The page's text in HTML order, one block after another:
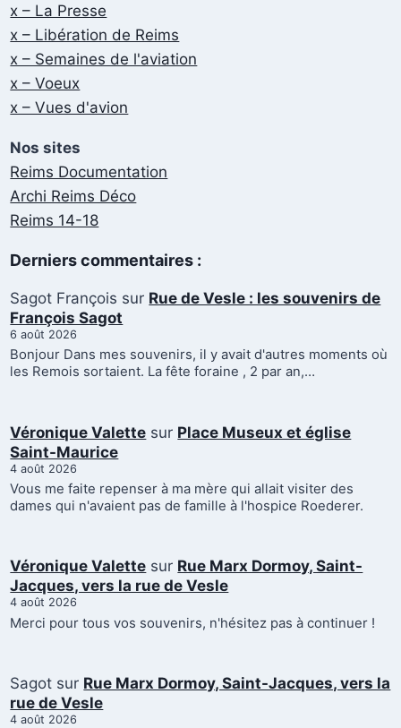
x – La Presse
x – Libération de Reims
x – Semaines de l'aviation
x – Voeux
x – Vues d'avion
Nos sites
Reims Documentation
Archi Reims Déco
Reims 14-18
Derniers commentaires :
Sagot François sur Rue de Vesle : les souvenirs de
François Sagot
6 août 2026
Bonjour Dans mes souvenirs, il y avait d'autres moments où
les Remois sortaient. La fête foraine , 2 par an,…
Véronique Valette sur Place Museux et église
Saint-Maurice
4 août 2026
Vous me faite repenser à ma mère qui allait visiter des
dames qui n'avaient pas de famille à l'hospice Roederer.
Véronique Valette sur Rue Marx Dormoy, Saint-
Jacques, vers la rue de Vesle
4 août 2026
Merci pour tous vos souvenirs, n'hésitez pas à continuer !
Sagot sur Rue Marx Dormoy, Saint-Jacques, vers la
rue de Vesle
4 août 2026